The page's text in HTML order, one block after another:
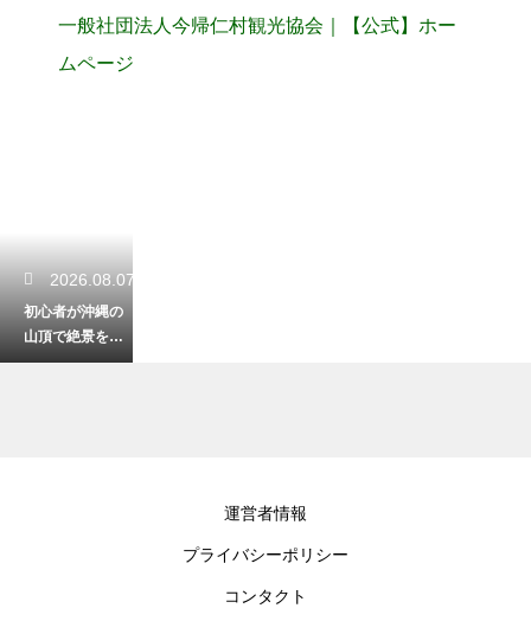
一般社団法人今帰仁村観光協会｜【公式】ホー
ムページ
2026.08.07
初心者が沖縄の
山頂で絶景を見
る登山！安全に
運営者情報
プライバシーポリシー
コンタクト